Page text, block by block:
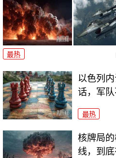
最热
以色列
话，军
最热
核牌局
线，到底